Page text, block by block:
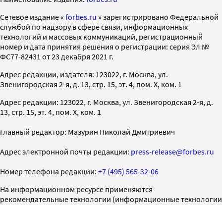
Cетевое издание « forbes.ru » зарегистрировано Федеральной
службой по надзору в сфере связи, информационных
технологий и массовых коммуникаций, регистрационный
номер и дата принятия решения о регистрации: серия Эл №
ФС77-82431 от 23 декабря 2021 г.
Адрес редакции, издателя: 123022, г. Москва, ул.
Звенигородская 2-я, д. 13, стр. 15, эт. 4, пом. X, ком. 1
Адрес редакции: 123022, г. Москва, ул. Звенигородская 2-я, д.
13, стр. 15, эт. 4, пом. X, ком. 1
Главный редактор: Мазурин Николай Дмитриевич
Адрес электронной почты редакции: press-release@forbes.ru
Номер телефона редакции: +7 (495) 565-32-06
На информационном ресурсе применяются
рекомендательные технологии (информационные технологии